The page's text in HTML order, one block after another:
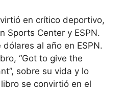
en crítico deportivo,
Sports Center y ESPN.
al año en ESPN.
“Got to give the
sobre su vida y lo
se convirtió en el